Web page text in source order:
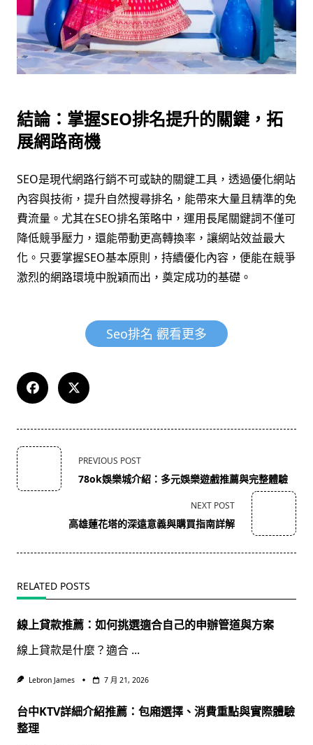
結論：掌握SEO排名提升的關鍵，拓
展網路商機
SEO是現代網路行銷不可或缺的關鍵工具，透過優化網站
內容與技術，提升自然搜尋排名，能帶來大量且精準的免
費流量。尤其在SEO排名策略中，運用長尾關鍵詞不僅可
降低競爭壓力，還能帶動更高轉換率，讓網站效益最大
化。只要掌握SEO基本原則，持續優化內容，便能在競爭
激烈的網路環境中脫穎而出，奠定成功的基礎。
Seo排名 觀看更多
<span
class="nav-
subtitle
PREVIOUS POST
78ok娛樂城介紹：多元娛樂遊戲推薦與完整體驗
NEXT POST
高雄蓮花塔的深遠意義與購買指南詳解
RELATED POSTS
線上貸款推薦：如何挑選適合自己的申辦管道與方案
線上貸款是什麼？適合 ...
Lebron James 7 月 21, 2026
台中KTV詳細介紹推薦：包廂選擇、消費重點與實際體驗
整理